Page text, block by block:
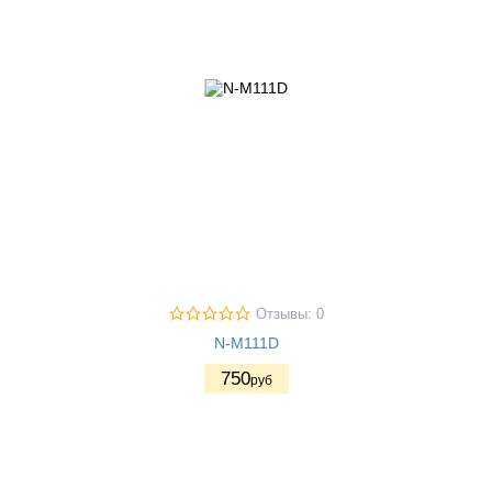
Отзывы: 0
N-M111D
750руб